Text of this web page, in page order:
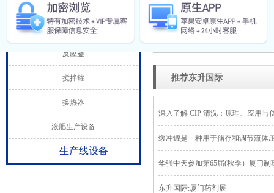
乳化机
精细化工设备
反应釜
搅拌罐
换热器
液肥生产设备
生产线设备
推荐东升国际
深入了解 CIP 清洗：原理、应用与
缓冲罐是一种用于储存和调节流体
华强中天参加第65届(秋季）厦门制
东升国际:厦门药剂展